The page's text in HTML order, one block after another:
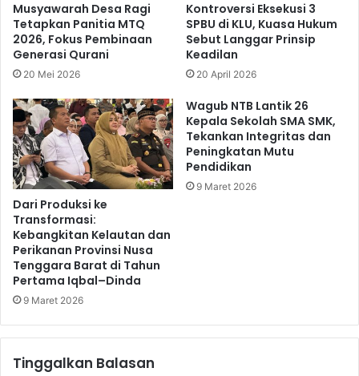
Musyawarah Desa Ragi
Tetapkan Panitia MTQ
2026, Fokus Pembinaan
Generasi Qurani
20 Mei 2026
Kontroversi Eksekusi 3
SPBU di KLU, Kuasa Hukum
Sebut Langgar Prinsip
Keadilan
20 April 2026
Dari Produksi ke
Transformasi:
Kebangkitan Kelautan dan
Perikanan Provinsi Nusa
Tenggara Barat di Tahun
Pertama Iqbal–Dinda
9 Maret 2026
Wagub NTB Lantik 26
Kepala Sekolah SMA SMK,
Tekankan Integritas dan
Peningkatan Mutu
Pendidikan
9 Maret 2026
Tinggalkan Balasan